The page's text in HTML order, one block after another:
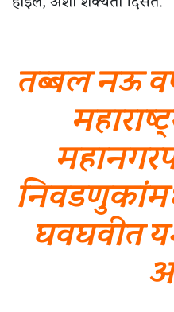
तब्बल नऊ
घवघवीत